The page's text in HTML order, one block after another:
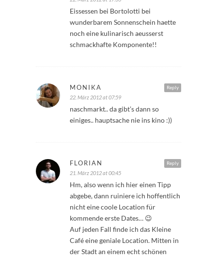
Eissessen bei Bortolotti bei
wunderbarem Sonnenschein haette
noch eine kulinarisch aeusserst
schmackhafte Komponente!!
Reply
MONIKA
22. März 2012 at 07:59
naschmarkt.. da gibt’s dann so
einiges.. hauptsache nie ins kino :))
Reply
FLORIAN
21. März 2012 at 00:45
Hm, also wenn ich hier einen Tipp
abgebe, dann ruiniere ich hoffentlich
nicht eine coole Location für
kommende erste Dates… 😉
Auf jeden Fall finde ich das Kleine
Café eine geniale Location. Mitten in
der Stadt an einem echt schönen